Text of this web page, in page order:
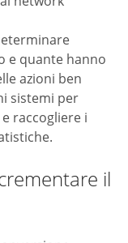
e quante hanno
azioni ben
sistemi per
raccogliere i
il